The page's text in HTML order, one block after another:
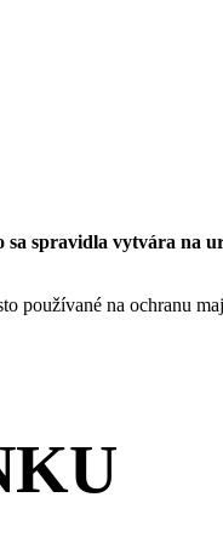
sa spravidla vytvára na
používané na ochranu